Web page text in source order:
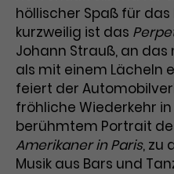
Laufzeit 1 Jahr
Zweck
Dieses
misst die
höllischer Spaß für das
kurzweilig ist das
Johann Strauß, an
als mit einem Lächeln
feiert der
fröhliche Wiederkehr
berühmtem Portrait
Amerikaner in Paris, zu
Musik aus Bars und